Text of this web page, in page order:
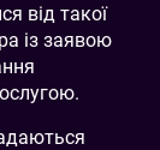
від такої
із заявою